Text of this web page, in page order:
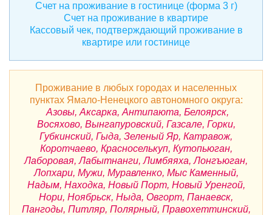
Счет на проживание в гостинице (форма 3 г)
Счет на проживание в квартире
Кассовый чек, подтверждающий проживание в
квартире или гостинице
Проживание в любых городах и населенных
пунктах Ямало-Ненецкого автономного округа:
Азовы, Аксарка, Антипаюта, Белоярск,
Восяхово, Вынгапуровский, Газсале, Горки,
Губкинский, Гыда, Зеленый Яр, Катравож,
Коротчаево, Красноселькуп, Кутопьюган,
Лаборовая, Лабытнанги, Лимбяяха, Лонгъюган,
Лопхари, Мужи, Муравленко, Мыс Каменный,
Надым, Находка, Новый Порт, Новый Уренгой,
Нори, Ноябрьск, Ныда, Овгорт, Панаевск,
Пангоды, Питляр, Полярный, Правохеттинский,